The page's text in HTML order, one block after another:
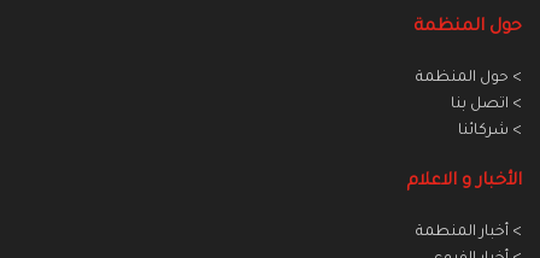
حول المنظمة
> حول المنظمة
> اتصل بنا
> شركائنا
الأخبار و الاعلام
> أخبار المنطمة